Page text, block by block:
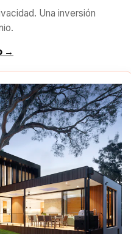
Una inversión
→